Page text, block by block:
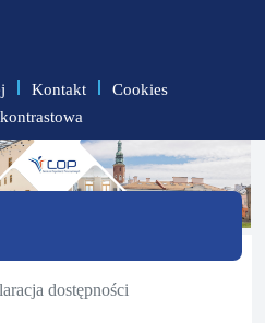
Kontakt
Cookies
dostępności